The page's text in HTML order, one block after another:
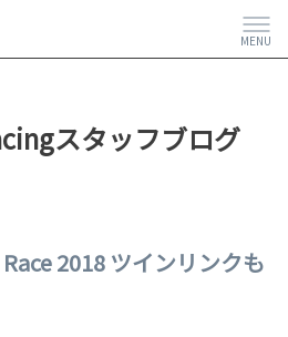
MENU
スタッフブログ
2018 ツインリンクも